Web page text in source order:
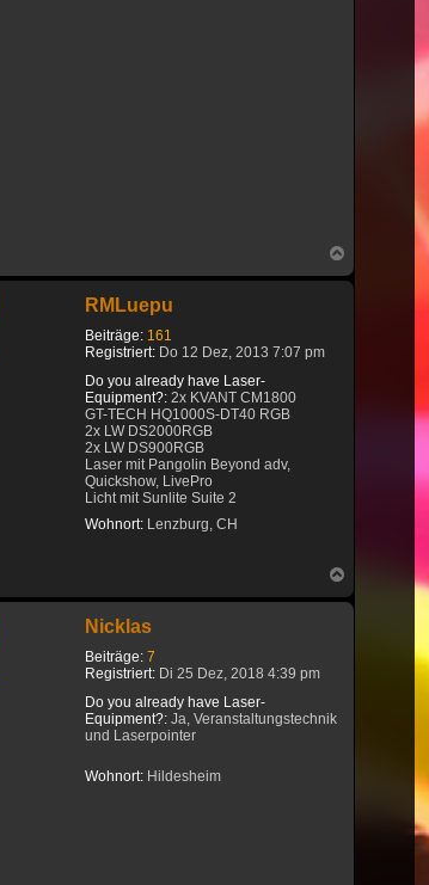
oben
RMLuepu
Beiträge: 161
Registriert: Do 12 Dez, 2013 7:07 pm
Do you already have Laser-
Equipment?: 2x KVANT CM1800
GT-TECH HQ1000S-DT40 RGB
2x LW DS2000RGB
2x LW DS900RGB
Laser mit Pangolin Beyond adv,
Quickshow, LivePro
Licht mit Sunlite Suite 2
Wohnort: Lenzburg, CH
oben
Nicklas
Beiträge: 7
Registriert: Di 25 Dez, 2018 4:39 pm
Do you already have Laser-
Equipment?: Ja, Veranstaltungstechnik
und Laserpointer
Wohnort: Hildesheim